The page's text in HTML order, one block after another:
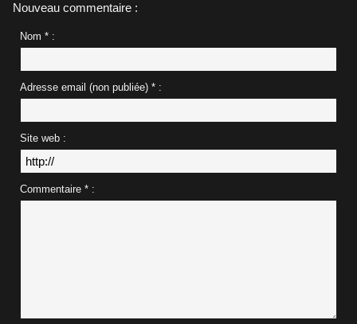
Nouveau commentaire :
Nom * :
Adresse email (non publiée) * :
Site web :
Commentaire * :